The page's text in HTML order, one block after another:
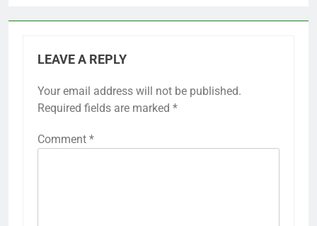
LEAVE A REPLY
Your email address will not be published.
Required fields are marked *
Comment *